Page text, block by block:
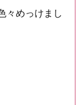
々めっけまし